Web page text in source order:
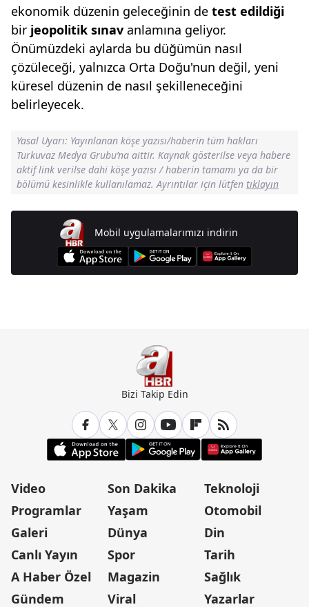
ekonomik düzenin geleceğinin de test edildiği
bir jeopolitik sınav anlamına geliyor.
Önümüzdeki aylarda bu düğümün nasıl
çözüleceği, yalnızca Orta Doğu'nun değil, yeni
küresel düzenin de nasıl şekilleneceğini
belirleyecek.
Yasal Uyarı: Yayınlanan köşe yazısı/haberin tüm hakları
Turkuvaz Medya Grubu’na aittir. Kaynak gösterilse veya habere
aktif link verilse dahi köşe yazısı / haberin tamamı ya da bir
bölümü kesinlikle kullanılamaz. Ayrıntılar için lütfen tıklayın
Mobil uygulamalarımızı indirin
Bizi Takip Edin
Video
Programlar
Galeri
Canlı Yayın
A Haber Özel
Gündem
Son Dakika
Yaşam
Dünya
Spor
Magazin
Viral
Teknoloji
Otomobil
Din
Tarih
Sağlık
Yazarlar